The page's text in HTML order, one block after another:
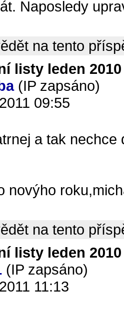
Naposledy
na tento
listy leden
(IP zapsáno)
09:55
a tak
novýho
na tento
listy leden
(IP zapsáno)
11:13